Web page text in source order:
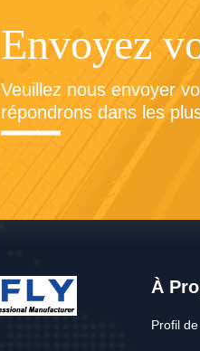
Envoyez
Veuillez nous envoyer
répondrons dans les
À
Profil